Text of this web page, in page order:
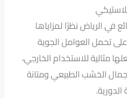
في الرياض نظرًا لمزاياها
على تحمل العوامل الجوية
مثالية للاستخدام الخارجي،
الخشب الطبيعي ومتانة